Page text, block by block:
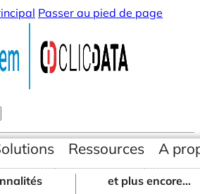
Passer au pied de page
et plus encore...
Ressources A